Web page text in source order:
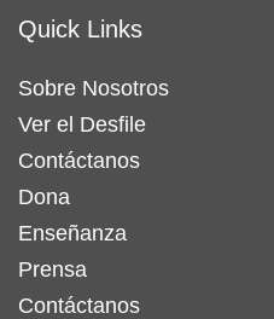
Quick Links
Sobre Nosotros
Ver el Desfile
Contáctanos
Dona
Enseñanza
Prensa
Contáctanos